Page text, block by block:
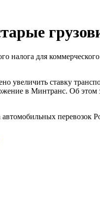
налога для
увеличить ставку
в Минтранс. Об
перевозок